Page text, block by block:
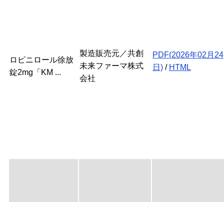
ロピニロール徐放
錠2mg「KM ...
製造販売元／共創
未来ファーマ株式
会社
PDF(2026年02月24
日) / HTML